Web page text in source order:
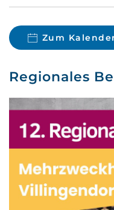
Zum
Regionales